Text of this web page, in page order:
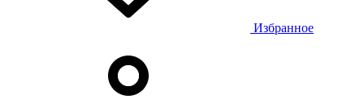
Избранное